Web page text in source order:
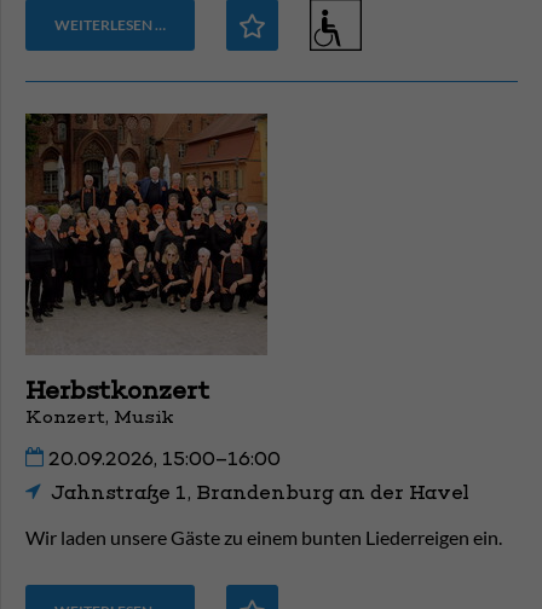
WEITERLESEN …
Herbstkonzert
Konzert, Musik
20.09.2026, 15:00–16:00
Jahnstraße 1, Brandenburg an der Havel
Wir laden unsere Gäste zu einem bunten Liederreigen ein.